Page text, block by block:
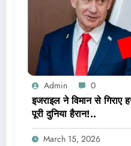
Admin 0
इजराइल ने विमान से गिराए
पूरी दुनिया हैरान!..
March 15, 2026